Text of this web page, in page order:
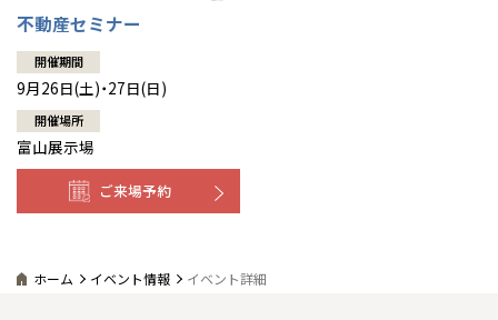
不動産セミナー
開催期間
9月26日(土)・27日(日)
開催場所
富山展示場
ご来場予約
ホーム イベント情報 イベント詳細